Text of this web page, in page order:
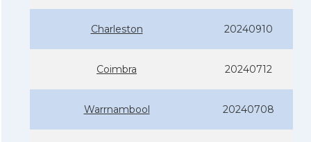
Charleston 20240910
Coimbra 20240712
Warrnambool 20240708